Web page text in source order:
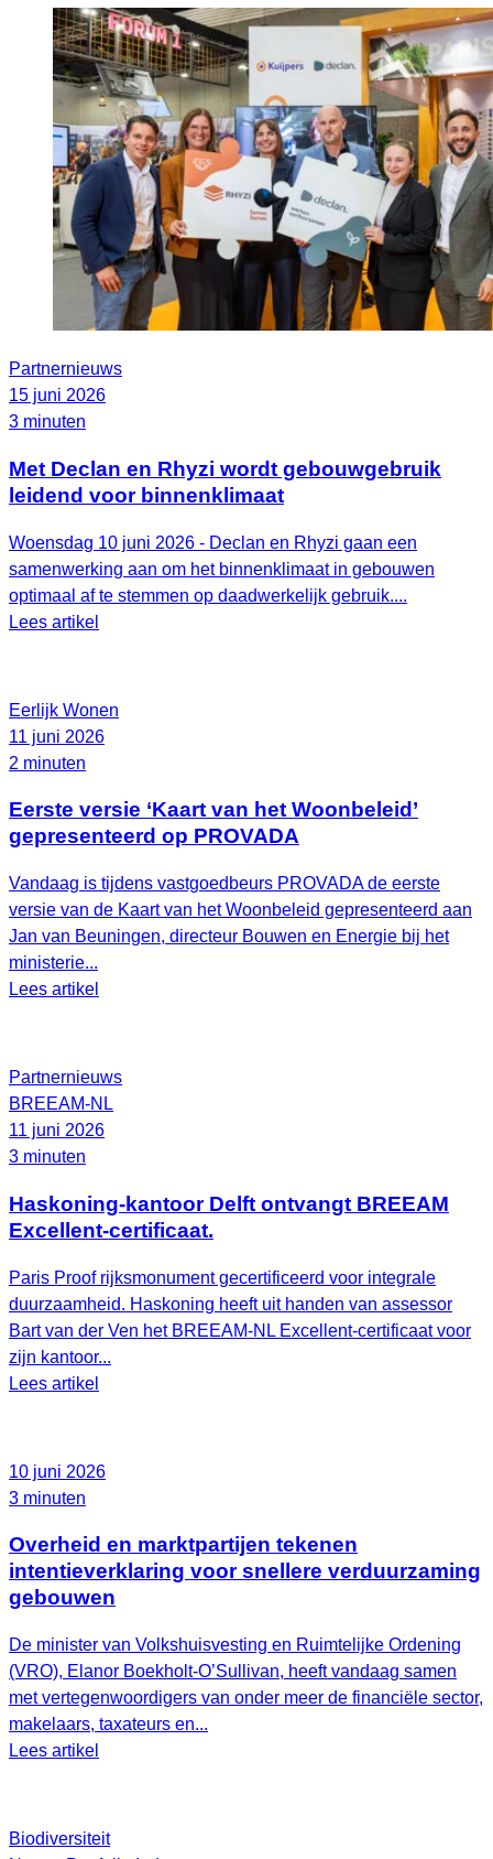
Partnernieuws
15 juni 2026
3 minuten
Met Declan en Rhyzi wordt gebouwgebruik
leidend voor binnenklimaat
Woensdag 10 juni 2026 - Declan en Rhyzi gaan een
samenwerking aan om het binnenklimaat in gebouwen
optimaal af te stemmen op daadwerkelijk gebruik....
Lees artikel
Eerlijk Wonen
11 juni 2026
2 minuten
Eerste versie ‘Kaart van het Woonbeleid’
gepresenteerd op PROVADA
Vandaag is tijdens vastgoedbeurs PROVADA de eerste
versie van de Kaart van het Woonbeleid gepresenteerd aan
Jan van Beuningen, directeur Bouwen en Energie bij het
ministerie...
Lees artikel
Partnernieuws
BREEAM-NL
11 juni 2026
3 minuten
Haskoning-kantoor Delft ontvangt BREEAM
Excellent-certificaat.
Paris Proof rijksmonument gecertificeerd voor integrale
duurzaamheid. Haskoning heeft uit handen van assessor
Bart van der Ven het BREEAM‑NL Excellent‑certificaat voor
zijn kantoor...
Lees artikel
10 juni 2026
3 minuten
Overheid en marktpartijen tekenen
intentieverklaring voor snellere verduurzaming
gebouwen
De minister van Volkshuisvesting en Ruimtelijke Ordening
(VRO), Elanor Boekholt‑O’Sullivan, heeft vandaag samen
met vertegenwoordigers van onder meer de financiële sector,
makelaars, taxateurs en...
Lees artikel
Biodiversiteit